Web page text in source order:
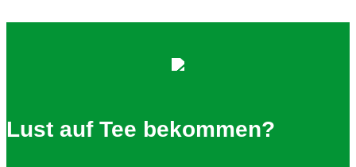
Lust auf Tee bekommen?